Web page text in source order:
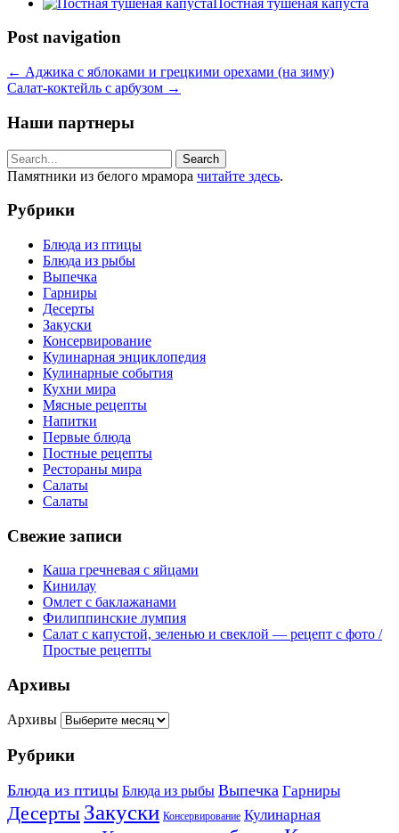
Post navigation
← Аджика с яблоками и грецкими орехами (на зиму)
Салат-коктейль с арбузом →
Наши партнеры
Памятники из белого мрамора читайте здесь.
Рубрики
Блюда из птицы
Блюда из рыбы
Выпечка
Гарниры
Десерты
Закуски
Консервирование
Кулинарная энциклопедия
Кулинарные события
Кухни мира
Мясные рецепты
Напитки
Первые блюда
Постные рецепты
Рестораны мира
Салаты
Салаты
Свежие записи
Каша гречневая с яйцами
Кинилау
Омлет с баклажанами
Филиппинские лумпия
Салат с капустой, зеленью и свеклой — рецепт с фото /
Простые рецепты
Архивы
Архивы
Рубрики
Блюда из птицы Блюда из рыбы Выпечка Гарниры
Десерты Закуски Консервирование Кулинарная